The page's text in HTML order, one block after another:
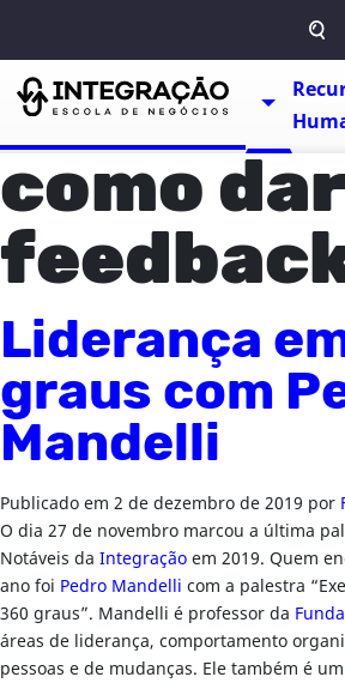
Escolas
como dar
Liderança
graus com
Mandelli
Publicado em 2 de dezembro de 2019 por
O dia 27 de novembro marcou a última
Notáveis da Integraçãoem 2019. Quem
ano foi Pedro Mandelli com a palestra
360 graus”. Mandelli é professor da
áreas de liderança, comportamento
pessoas e de mudanças. Ele também é